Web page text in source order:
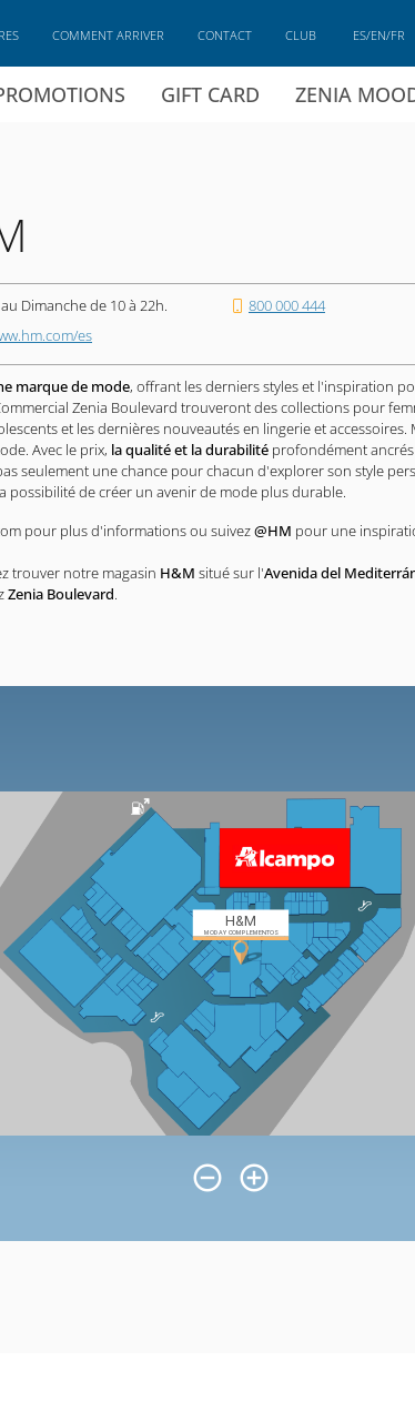
GIFT CARD ZENIA
COMMENT ARRIVER CONTACT CLUB ES/EN/FR
Dimanche de 10 à 22h.
800 000 444
es
marque de mode, offrant les derniers styles et l'inspiration
Zenia Boulevard trouveront des collections pour
et les dernières nouveautés en lingerie et accessoires.
Avec le prix, la qualité et la durabilité profondément
seulement une chance pour chacun d'explorer son style
possibilité de créer un avenir de mode plus durable.
pour plus d'informations ou suivez@HM pour une
trouver notre magasin H&M situé sur l'Avenida del
Zenia Boulevard.